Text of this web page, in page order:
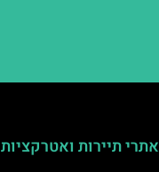
אתרי תיירות ואטרקציות